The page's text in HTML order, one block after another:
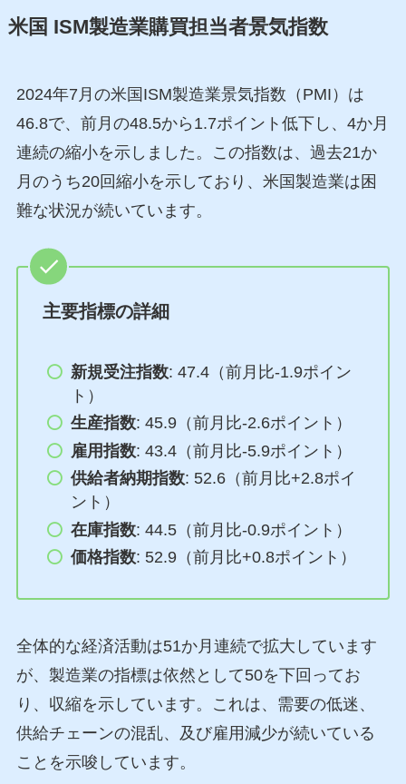
米国 ISM製造業購買担当者景気指数
2024年7月の米国ISM製造業景気指数（PMI）は
46.8で、前月の48.5から1.7ポイント低下し、4か月
連続の縮小を示しました。この指数は、過去21か
月のうち20回縮小を示しており、米国製造業は困
難な状況が続いています。
主要指標の詳細
新規受注指数: 47.4（前月比-1.9ポイン
ト）
生産指数: 45.9（前月比-2.6ポイント）
雇用指数: 43.4（前月比-5.9ポイント）
供給者納期指数: 52.6（前月比+2.8ポイ
ント）
在庫指数: 44.5（前月比-0.9ポイント）
価格指数: 52.9（前月比+0.8ポイント）
全体的な経済活動は51か月連続で拡大しています
が、製造業の指標は依然として50を下回ってお
り、収縮を示しています。これは、需要の低迷、
供給チェーンの混乱、及び雇用減少が続いている
ことを示唆しています。